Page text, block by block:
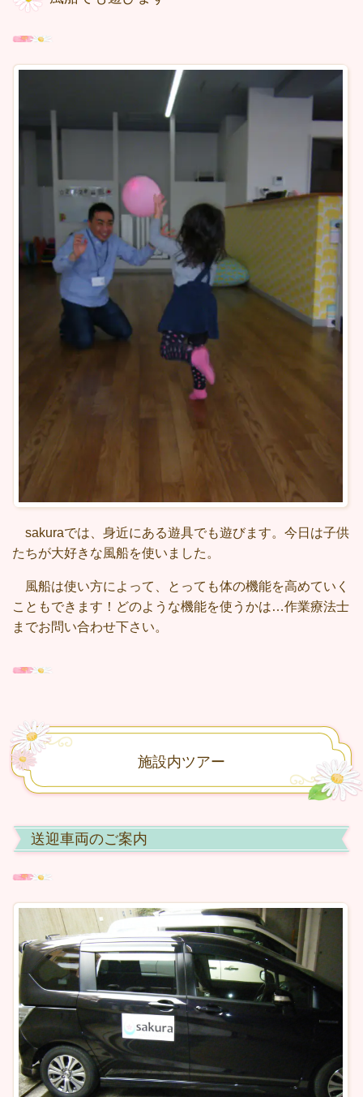
sakuraでは、身近にある遊具でも遊びます。今日は子供
たちが大好きな風船を使いました。
風船は使い方によって、とっても体の機能を高めていく
こともできます！どのような機能を使うかは…作業療法士
までお問い合わせ下さい。
施設内ツアー
送迎車両のご案内